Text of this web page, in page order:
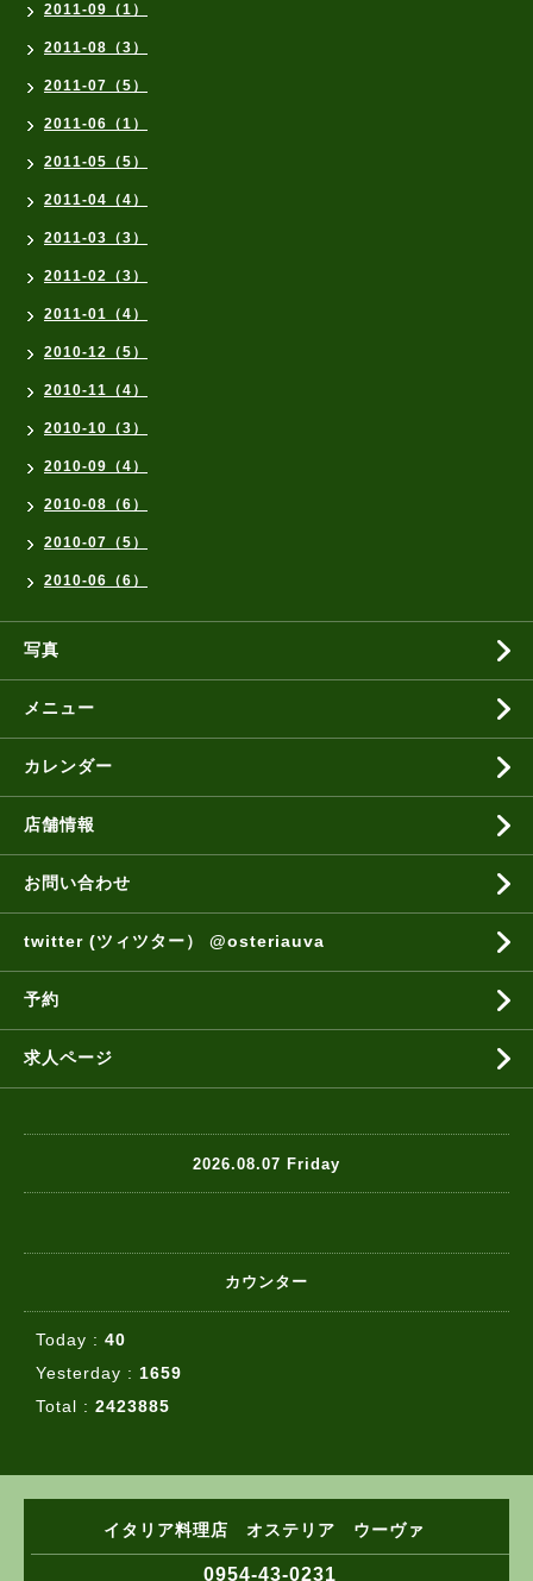
2011-09（1）
2011-08（3）
2011-07（5）
2011-06（1）
2011-05（5）
2011-04（4）
2011-03（3）
2011-02（3）
2011-01（4）
2010-12（5）
2010-11（4）
2010-10（3）
2010-09（4）
2010-08（6）
2010-07（5）
2010-06（6）
写真
メニュー
カレンダー
店舗情報
お問い合わせ
twitter (ツィツター） @osteriauva
予約
求人ページ
2026.08.07 Friday
カウンター
Today : 40
Yesterday : 1659
Total : 2423885
イタリア料理店 オステリア ウーヴァ
0954-43-0231